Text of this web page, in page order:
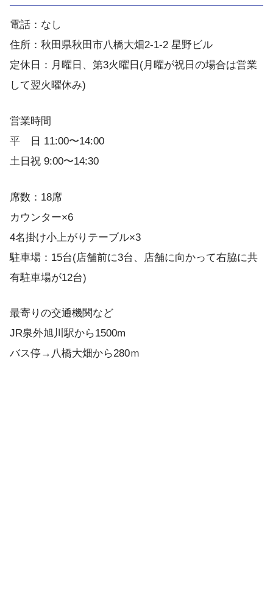
電話：なし
住所：秋田県秋田市八橋大畑2-1-2 星野ビル
定休日：月曜日、第3火曜日(月曜が祝日の場合は営業
して翌火曜休み)
営業時間
平 日 11:00〜14:00
土日祝 9:00〜14:30
席数：18席
カウンター×6
4名掛け小上がりテーブル×3
駐車場：15台(店舗前に3台、店舗に向かって右脇に共
有駐車場が12台)
最寄りの交通機関など
JR泉外旭川駅から1500m
バス停→八橋大畑から280ｍ